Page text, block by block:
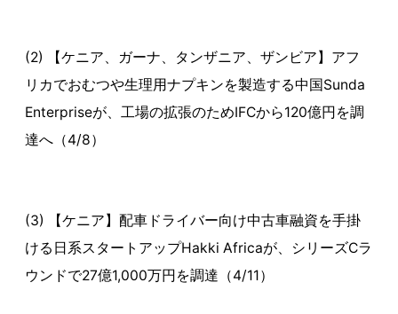
(2) 【ケニア、ガーナ、タンザニア、ザンビア】アフ
リカでおむつや生理用ナプキンを製造する中国Sunda
Enterpriseが、工場の拡張のためIFCから120億円を調
達へ（4/8）
(3) 【ケニア】配車ドライバー向け中古車融資を手掛
ける日系スタートアップHakki Africaが、シリーズCラ
ウンドで27億1,000万円を調達（4/11）